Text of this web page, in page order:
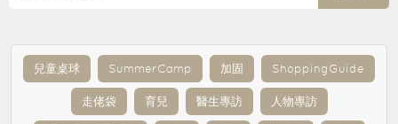
兒童桌球 SummerCamp 加固 ShoppingGuide
走佬袋 育兒 醫生專訪 人物專訪